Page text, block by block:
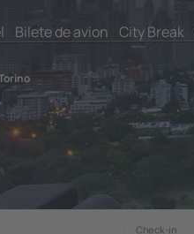
Bilete de avion City Break